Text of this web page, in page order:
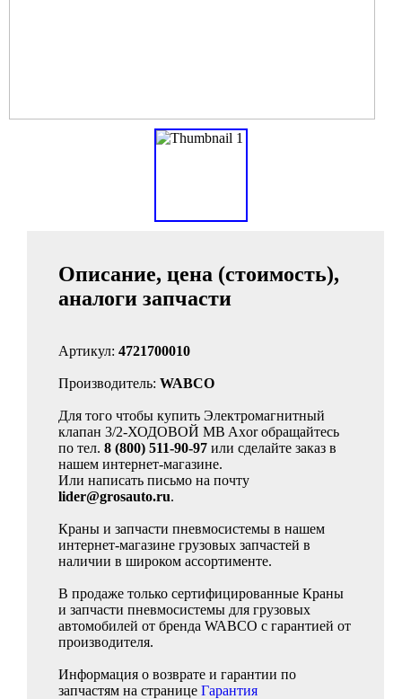
Описание, цена (стоимость),
аналоги запчасти
Артикул: 4721700010
Производитель: WABCO
Для того чтобы купить Электромагнитный
клапан 3/2-ХОДОВОЙ MB Axor обращайтесь
по тел. 8 (800) 511-90-97 или сделайте заказ в
нашем интернет-магазине.
Или написать письмо на почту
lider@grosauto.ru.
Краны и запчасти пневмосистемы в нашем
интернет-магазине грузовых запчастей в
наличии в широком ассортименте.
В продаже только сертифицированные Краны
и запчасти пневмосистемы для грузовых
автомобилей от бренда WABCO с гарантией от
производителя.
Информация о возврате и гарантии по
запчастям на странице Гарантия